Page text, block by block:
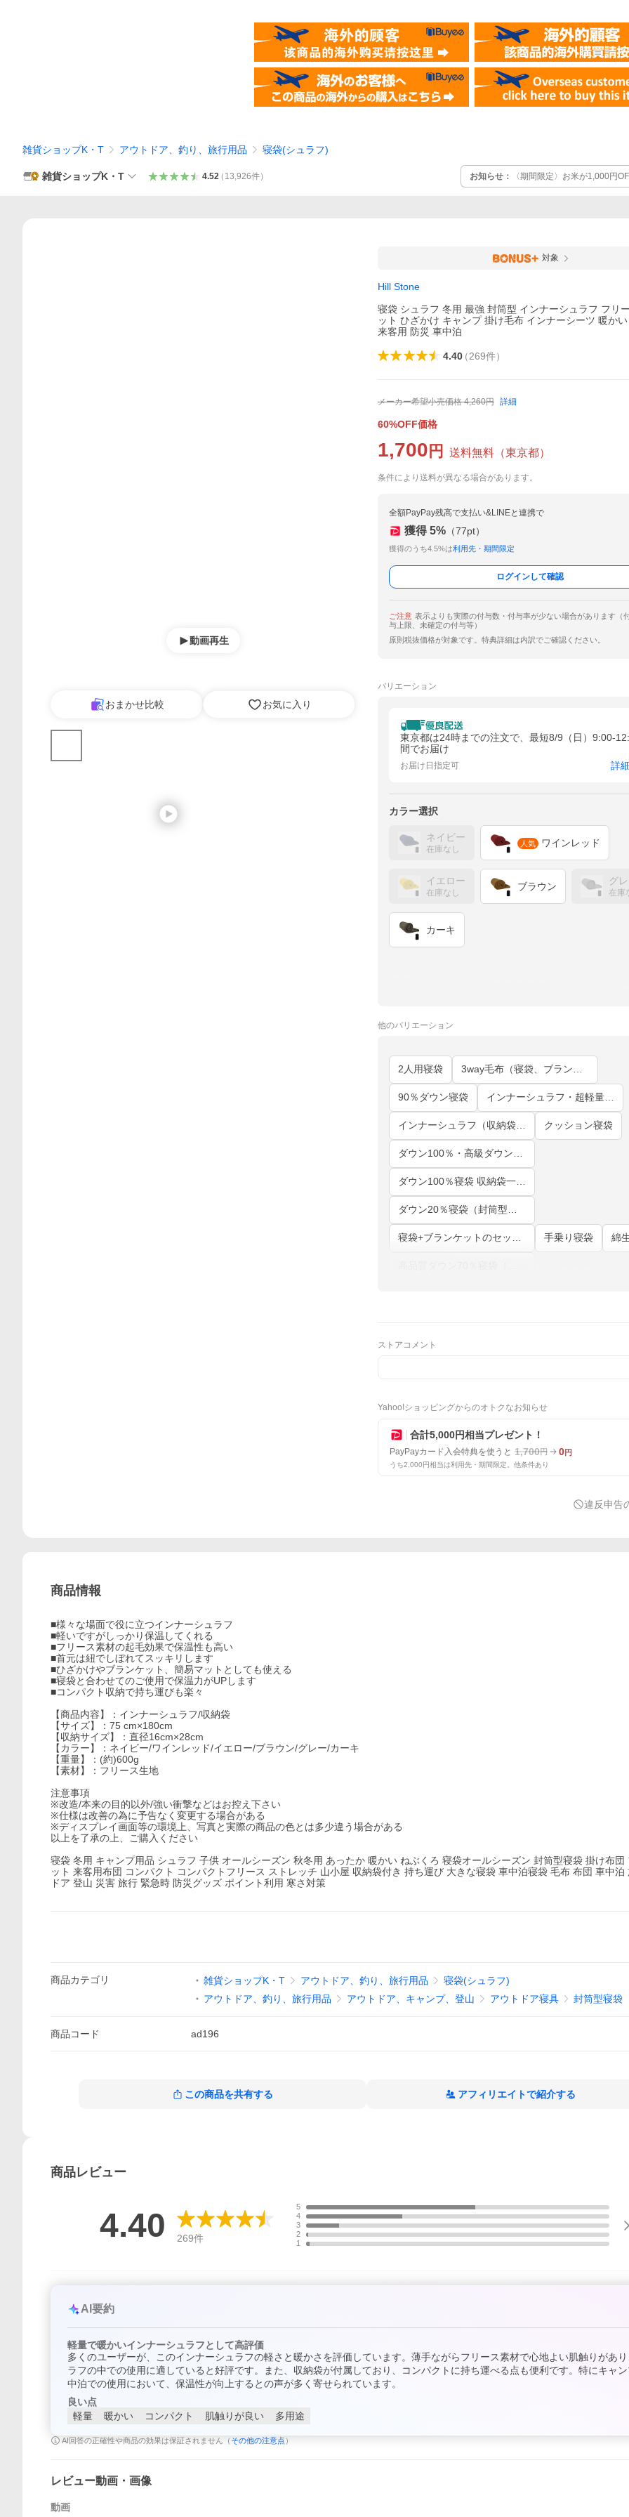
雑貨ショップK・T アウトドア、釣り、旅行用品 寝袋(シュラフ)
雑貨ショップK・T 4.52（ 13,926件） お知らせ： 〈期間限定〉お米が1,000円
動画再生
おまかせ比較 お気に入り
対象
Hill Stone
寝袋 シュラフ 冬用 最強 封筒型 インナーシュラフ フリ
ット ひざかけ キャンプ 掛け毛布 インナーシーツ 暖か
来客用 防災 車中泊
4.40（269件）
メーカー希望小売価格 4,260円 詳細
60%OFF価格
1,700 円 送料無料 （東京都）
条件により送料が異なる場合があります。
全額PayPay残高で支払い&LINEと連携で
獲得 5% （77pt）
獲得のうち4.5%は利用先・期間限定
ログインして確認
ご注意 表示よりも実際の付与数・付与率が少ない場合があります（
与上限、未確定の付与等）
原則税抜価格が対象です。特典詳細は内訳でご確認ください。
バリエーション
東京都は24時までの注文で、最短8/9（日）9:00-
間でお届け
お届け日指定可 詳
カラー選択
ネイビー
在庫なし
人気 ワインレッド
イエロー
在庫なし
ブラウン グ
在庫
カーキ
他のバリエーション
2人用寝袋
90％ダウン寝袋
クッション寝袋
手乗り寝袋 綿
ストアコメント
Yahoo!ショッピングからのオトクなお知らせ
合計5,000円相当プレゼント！
PayPayカード入会特典を使うと 1,700円 0円
うち2,000円相当は利用先・期間限定。他条件あり
違反申告
商品情報
■様々な場面で役に立つインナーシュラフ
■軽いですがしっかり保温してくれる
■フリース素材の起毛効果で保温性も高い
■首元は紐でしぼれてスッキリします
■ひざかけやブランケット、簡易マットとしても使える
■寝袋と合わせてのご使用で保温力がUPします
■コンパクト収納で持ち運びも楽々
【商品内容】：インナーシュラフ/収納袋
【サイズ】：75 cm×180cm
【収納サイズ】：直径16cm×28cm
【カラー】：ネイビー/ワインレッド/イエロー/ブラウン/グレー/カーキ
【重量】：(約)600g
【素材】：フリース生地
注意事項
※改造/本来の目的以外/強い衝撃などはお控え下さい
※仕様は改善の為に予告なく変更する場合がある
※ディスプレイ画面等の環境上、写真と実際の商品の色とは多少違う場合がある
以上を了承の上、ご購入ください
寝袋 冬用 キャンプ用品 シュラフ 子供 オールシーズン 秋冬用 あったか 暖かい ねぶくろ 寝袋オールシーズン 封筒型寝袋 掛け布団
ット 来客用布団 コンパクト コンパクトフリース ストレッチ 山小屋 収納袋付き 持ち運び 大きな寝袋 車中泊寝袋 毛布 布団 車中泊
ドア 登山 災害 旅行 緊急時 防災グッズ ポイント利用 寒さ対策
商品カテゴリ 雑貨ショップK・T アウトドア、釣り、旅行用品
寝袋(シュラフ)
アウトドア、釣り、旅行用品
アウトドア、キャンプ、登山 アウトドア寝具 封筒型寝袋
商品コード ad196
この商品を共有する アフィリエイトで紹介する
商品レビュー
4.40 269件
5
4
3
2
1
AI要約
軽量で暖かいインナーシュラフとして高評価
多くのユーザーが、このインナーシュラフの軽さと暖かさを評価しています。薄手ながらフリース素材で心地よい肌触りがあ
ラフの中での使用に適していると好評です。また、収納袋が付属しており、コンパクトに持ち運べる点も便利です。特にキャ
中泊での使用において、保温性が向上するとの声が多く寄せられています。
良い点
軽量
暖かい コンパクト 肌触りが良い 多用途
AI回答の正確性や商品の効果は保証されません（ その他の注意点 ）
レビュー動画・画像
動画